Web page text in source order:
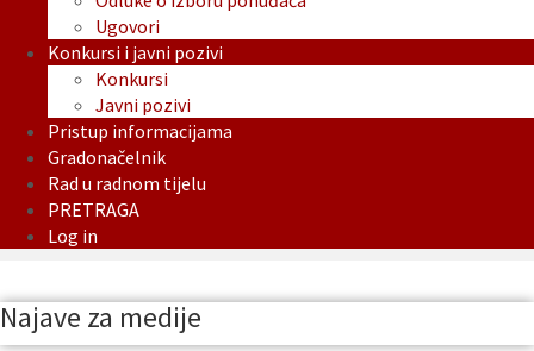
Ugovori
Konkursi i javni pozivi
Konkursi
Javni pozivi
Pristup informacijama
Gradonačelnik
Rad u radnom tijelu
PRETRAGA
Log in
Najave za medije